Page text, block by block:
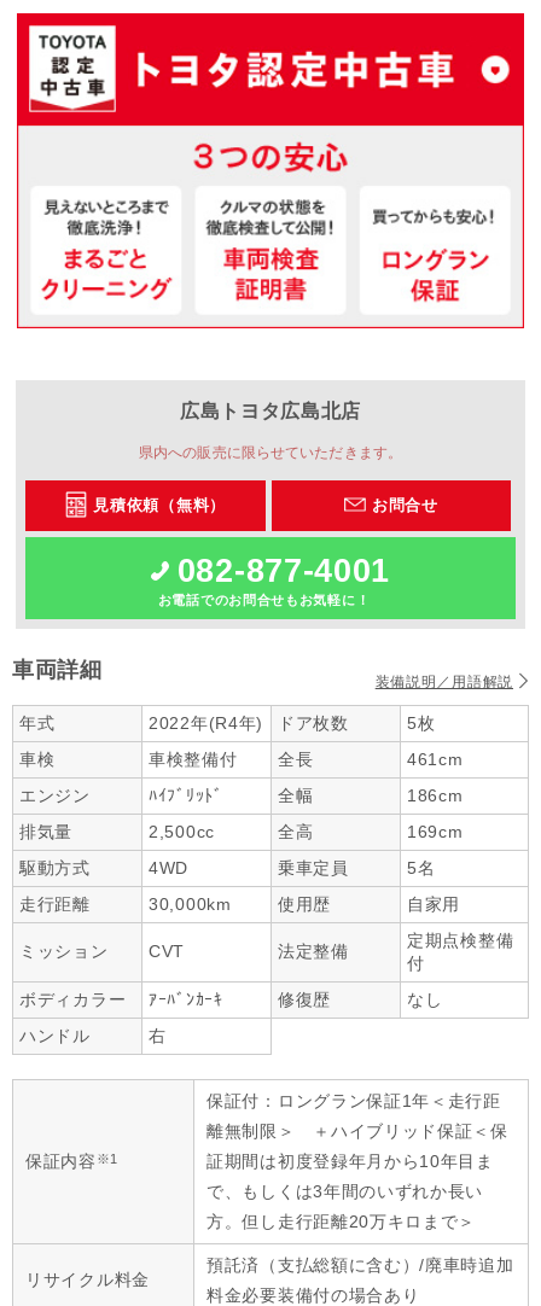
広島トヨタ広島北店
県内への販売に限らせていただきます。
見積依頼（無料） お問合せ
082-877-4001
お電話でのお問合せもお気軽に！
車両詳細 装備説明／用語解説
年式 2022年(R4年) ドア枚数
5枚
車検
車検整備付 全長
461cm
エンジン
ﾊｲﾌﾞﾘｯﾄﾞ 全幅
186cm
排気量
2,500cc 全高
169cm
駆動方式
4WD 乗車定員
5名
走行距離
30,000km 使用歴 自家用
ミッション CVT 法定整備
定期点検整備
付
ボディカラー
ｱｰﾊﾞﾝｶｰｷ 修復歴
なし
ハンドル
右
保証内容 ※1
保証付：ロングラン保証1年＜走行距
離無制限＞ ＋ハイブリッド保証＜保
証期間は初度登録年月から10年目ま
で、もしくは3年間のいずれか長い
方。但し走行距離20万キロまで＞
リサイクル料金
預託済（支払総額に含む）/廃車時追加
料金必要装備付の場合あり